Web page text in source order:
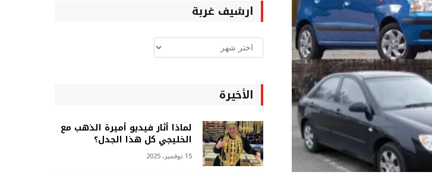
ارشيف غربة
ارشيف
غربة
الأخيرة
لماذا أثار فيديو أميرة الذهب مع
الخليجي كل هذا الجدل؟
15 نوفمبر، 2025